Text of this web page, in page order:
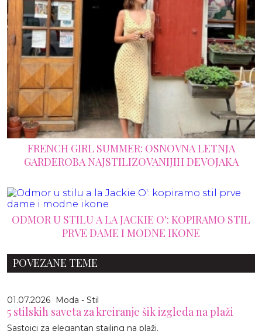
FRENCH GIRL SUMMER: OSNOVNA LETNJA
GARDEROBA NAJSTILIZOVANIJIH DEVOJAKA
ODMOR U STILU A LA JACKIE O': KOPIRAMO STIL
PRVE DAME I MODNE IKONE
POVEZANE TEME
01.07.2026 Moda - Stil
5 stilskih saveta za kreiranje šik izgleda na plaži
Sastojci za elegantan stajling na plaži.